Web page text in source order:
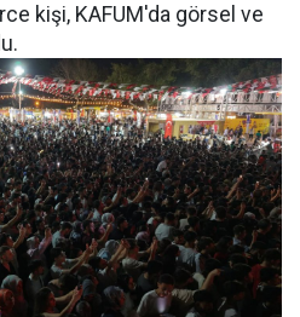
kişi, KAFUM'da görsel ve